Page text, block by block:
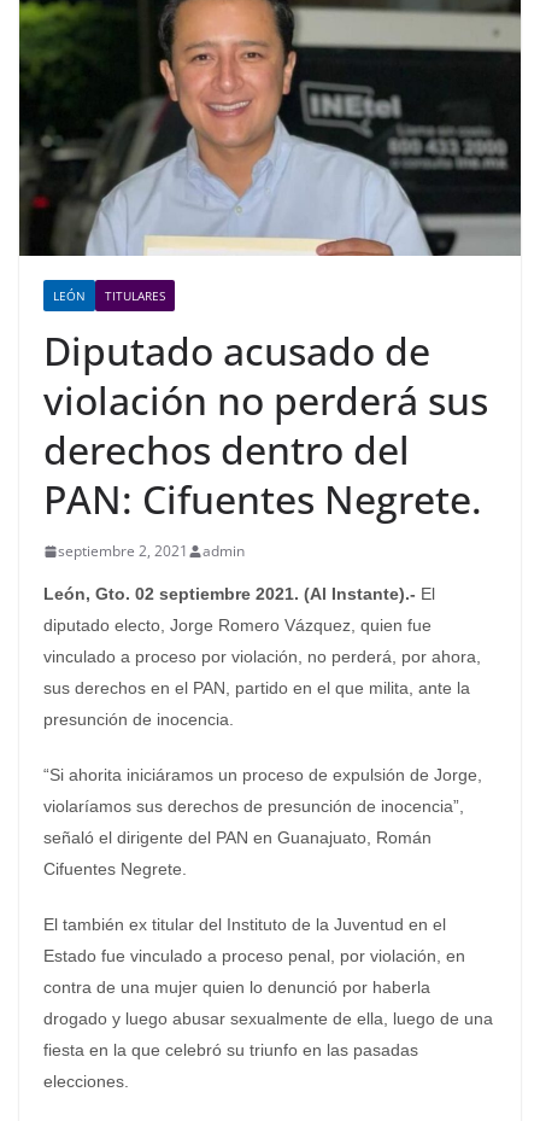
LEÓN TITULARES
Diputado acusado de
violación no perderá sus
derechos dentro del
PAN: Cifuentes Negrete.
septiembre 2, 2021 admin
León, Gto. 02 septiembre 2021. (Al Instante).- El
diputado electo, Jorge Romero Vázquez, quien fue
vinculado a proceso por violación, no perderá, por ahora,
sus derechos en el PAN, partido en el que milita, ante la
presunción de inocencia.
“Si ahorita iniciáramos un proceso de expulsión de Jorge,
violaríamos sus derechos de presunción de inocencia”,
señaló el dirigente del PAN en Guanajuato, Román
Cifuentes Negrete.
El también ex titular del Instituto de la Juventud en el
Estado fue vinculado a proceso penal, por violación, en
contra de una mujer quien lo denunció por haberla
drogado y luego abusar sexualmente de ella, luego de una
fiesta en la que celebró su triunfo en las pasadas
elecciones.